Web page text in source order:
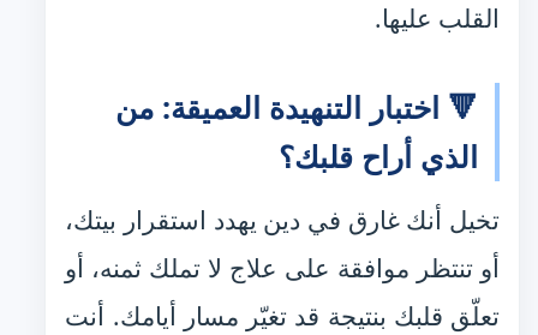
القلب عليها.
🔻 اختبار التنهيدة العميقة: من
الذي أراح قلبك؟
تخيل أنك غارق في دين يهدد استقرار بيتك،
أو تنتظر موافقة على علاج لا تملك ثمنه، أو
تعلّق قلبك بنتيجة قد تغيّر مسار أيامك. أنت